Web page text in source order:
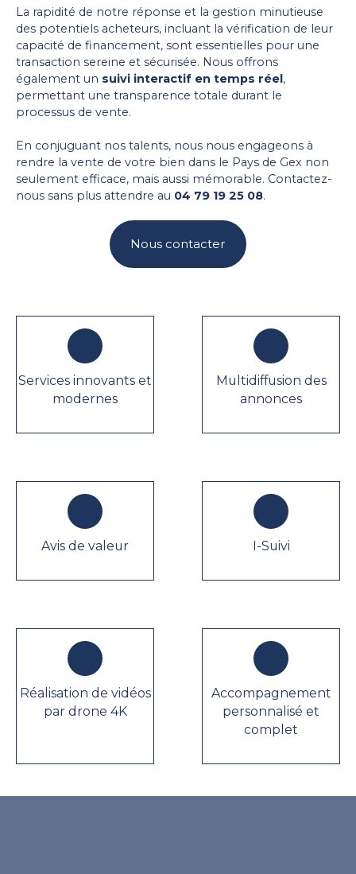
La rapidité de notre réponse et la gestion minutieuse
des potentiels acheteurs, incluant la vérification de leur
capacité de financement, sont essentielles pour une
transaction sereine et sécurisée. Nous offrons
également un suivi interactif en temps réel,
permettant une transparence totale durant le
processus de vente.
En conjuguant nos talents, nous nous engageons à
rendre la vente de votre bien dans le Pays de Gex non
seulement efficace, mais aussi mémorable. Contactez-
nous sans plus attendre au 04 79 19 25 08.
Nous contacter
Services innovants et
modernes
Multidiffusion des
annonces
Avis de valeur I-Suivi
Réalisation de vidéos
par drone 4K
Accompagnement
personnalisé et
complet